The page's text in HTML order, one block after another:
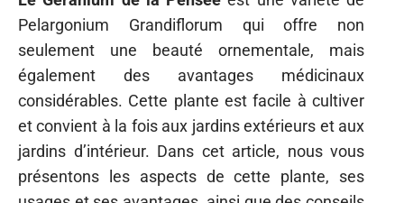
Pelargonium Grandiflorum qui offre non
seulement une beauté ornementale, mais
également des avantages médicinaux
considérables. Cette plante est facile à cultiver
et convient à la fois aux jardins extérieurs et aux
jardins d’intérieur. Dans cet article, nous vous
présentons les aspects de cette plante, ses